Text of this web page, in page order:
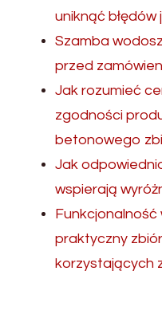
uniknąć
Szamba
przed
Jak rozumieć
zgodności
betonowego
Jak
wspierają
Funkcjonalność
praktyczny
korzystających